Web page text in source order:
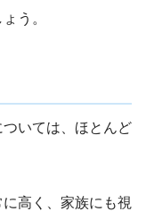
う。
いては、ほとんど
高く、家族にも視